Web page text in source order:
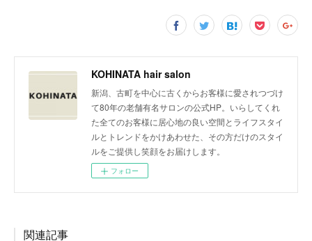
KOHINATA hair salon
新潟、古町を中心に古くからお客様に愛されつづけ
て80年の老舗有名サロンの公式HP。いらしてくれ
た全てのお客様に居心地の良い空間とライフスタイ
ルとトレンドをかけあわせた、その方だけのスタイ
ルをご提供し笑顔をお届けします。
フォロー
関連記事